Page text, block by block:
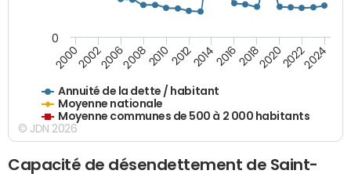
Annuité de la dette / habitant
Moyenne nationale
Moyenne communes de 500 à 2 000 habitants
200020022006200820102012201420162018202020222024
0
© JDN 2026
Capacité de désendettement de Saint-